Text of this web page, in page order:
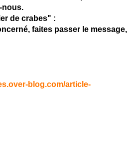
nous.
de crabes" :
faites passer le message,
blog.com/article-